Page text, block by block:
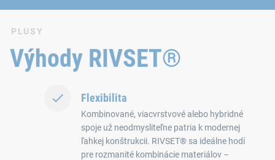
PLUSY
Výhody RIVSET®
Flexibilita
Kombinované, viacvrstvové alebo hybridné
spoje už neodmysliteľne patria k modernej
ľahkej konštrukcii. RIVSET® sa ideálne hodí
pre rozmanité kombinácie materiálov –